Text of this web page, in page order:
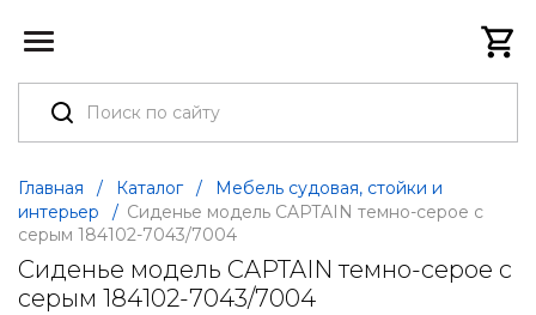
Главная / Каталог /
Мебель судовая, стойки и
интерьер
/ Сиденье модель CAPTAIN темно-серое с
серым 184102-7043/7004
Сиденье модель CAPTAIN темно-серое с
серым 184102-7043/7004